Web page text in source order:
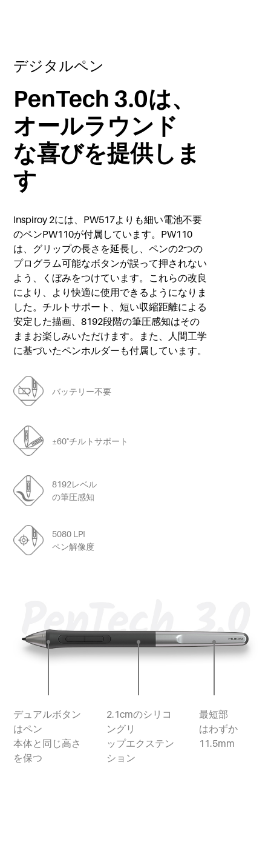
デジタルペン
PenTech 3.0は、
オールラウンド
な喜びを提供しま
す
Inspiroy 2には、PW517よりも細い電池不要
のペンPW110が付属しています。PW110
は、グリップの長さを延長し、ペンの2つの
プログラム可能なボタンが誤って押されない
よう、くぼみをつけています。これらの改良
により、より快適に使用できるようになりま
した。チルトサポート、短い収縮距離による
安定した描画、8192段階の筆圧感知はその
ままお楽しみいただけます。また、人間工学
に基づいたペンホルダーも付属しています。
バッテリー不要
±60°チルトサポート
8192レベル
の筆圧感知
5080 LPI
ペン解像度
デュアルボタン
はペン
本体と同じ高さ
を保つ
2.1cmのシリコ
ングリ
ップエクステン
ション
最短部
はわずか
11.5mm